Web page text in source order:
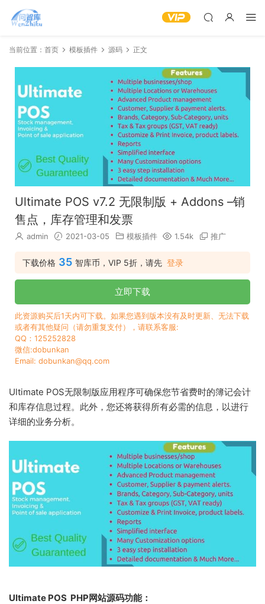
当前位置： 首页 模板插件 源码 正文
Ultimate POS v7.2 无限制版 + Addons –销
售点，库存管理和发票
admin 2021-03-05 模板插件 1.54k 推广
下载价格 35 智库币，VIP 5折，请先 登录
立即下载
此资源购买后1天内可下载。如果您遇到版本没有及时更新、无法下载
或者有其他疑问（请勿重复支付），请联系客服:
QQ：125252828
微信:dobunkan
Email: dobunkan@qq.com
Ultimate POS无限制版应用程序可确保您节省费时的簿记会计
和库存信息过程。此外，您还将获得所有必需的信息，以进行
详细的业务分析。
Ultimate POS PHP网站源码功能：